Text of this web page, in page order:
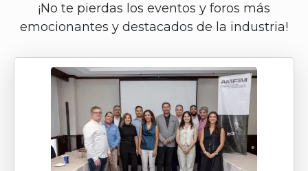
¡No te pierdas los eventos y foros más
emocionantes y destacados de la industria!